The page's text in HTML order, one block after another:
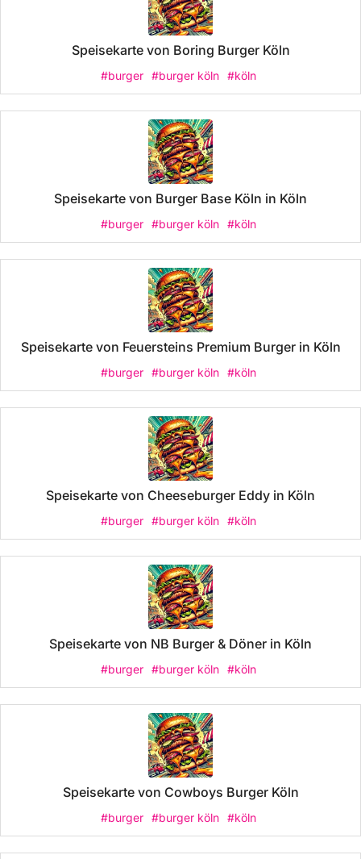
Speisekarte von Boring Burger Köln
#burger #burger köln #köln
Speisekarte von Burger Base Köln in Köln
#burger #burger köln #köln
Speisekarte von Feuersteins Premium Burger in Köln
#burger #burger köln #köln
Speisekarte von Cheeseburger Eddy in Köln
#burger #burger köln #köln
Speisekarte von NB Burger & Döner in Köln
#burger #burger köln #köln
Speisekarte von Cowboys Burger Köln
#burger #burger köln #köln